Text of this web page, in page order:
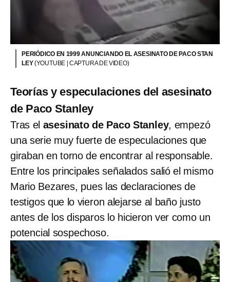
PERIÓDICO EN 1999 ANUNCIANDO EL ASESINATO DE PACO STAN
LEY(YOUTUBE | CAPTURA DE VIDEO)
Teorías y especulaciones del asesinato
de Paco Stanley
Tras el asesinato de Paco Stanley, empezó
una serie muy fuerte de especulaciones que
giraban en torno de encontrar al responsable.
Entre los principales señalados salió el mismo
Mario Bezares, pues las declaraciones de
testigos que lo vieron alejarse al baño justo
antes de los disparos lo hicieron ver como un
potencial sospechoso.